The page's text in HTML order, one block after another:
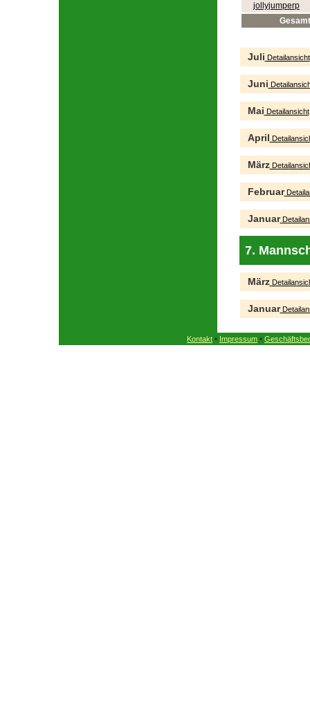
jollyjumperp
Gesamt
Juli Detailansicht
Juni
Mai Detailansicht
April
März
Februar
Januar
7.
März
Januar
Kontakt • Impressum •